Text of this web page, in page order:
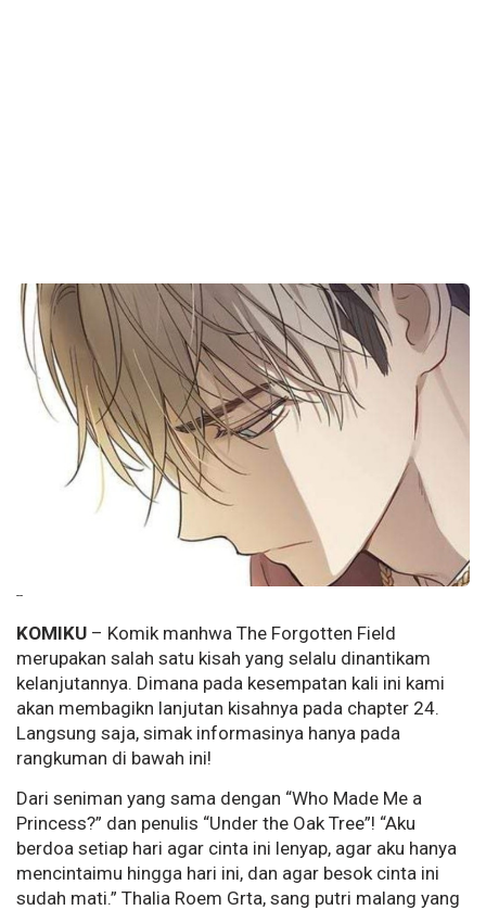
--
KOMIKU – Komik manhwa The Forgotten Field
merupakan salah satu kisah yang selalu dinantikam
kelanjutannya. Dimana pada kesempatan kali ini kami
akan membagikn lanjutan kisahnya pada chapter 24.
Langsung saja, simak informasinya hanya pada
rangkuman di bawah ini!
Dari seniman yang sama dengan “Who Made Me a
Princess?” dan penulis “Under the Oak Tree”! “Aku
berdoa setiap hari agar cinta ini lenyap, agar aku hanya
mencintaimu hingga hari ini, dan agar besok cinta ini
sudah mati.” Thalia Roem Grta, sang putri malang yang